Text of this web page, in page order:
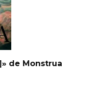
de Monstrua